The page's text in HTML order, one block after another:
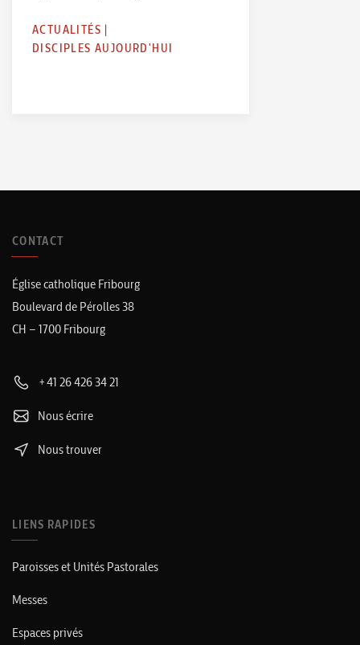
ACTUALITÉS |
DISCIPLES AUJOURD'HUI
CONTACT
Église catholique Fribourg
Boulevard de Pérolles 38
CH – 1700 Fribourg
+41 26 426 34 21
Nous écrire
Nous trouver
LIENS RAPIDES
Paroisses et Unités Pastorales
Messes
Espaces privés